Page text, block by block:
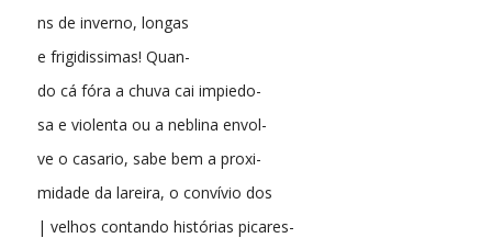
ns de inverno, longas
e frigidissimas! Quan-
do cá fóra a chuva cai impiedo-
sa e violenta ou a neblina envol-
ve o casario, sabe bem a proxi-
midade da lareira, o convívio dos
| velhos contando histórias picares-